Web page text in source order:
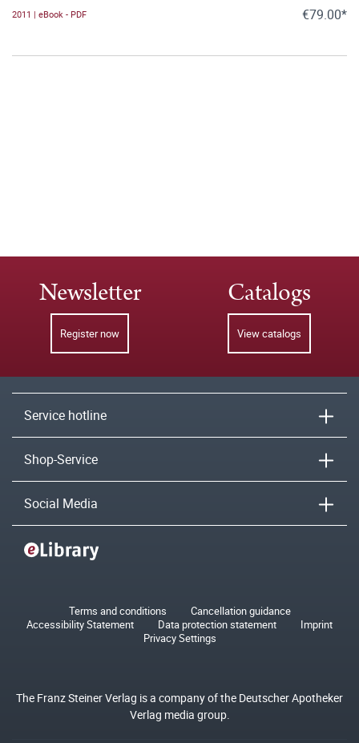
2011 | eBook - PDF €79.00*
Newsletter
Register now
Catalogs
View catalogs
Service hotline
Shop-Service
Social Media
Terms and conditions
Cancellation guidance
Accessibility Statement
Data protection statement
Imprint
Privacy Settings
The Franz Steiner Verlag is a company of the Deutscher Apotheker
Verlag media group.